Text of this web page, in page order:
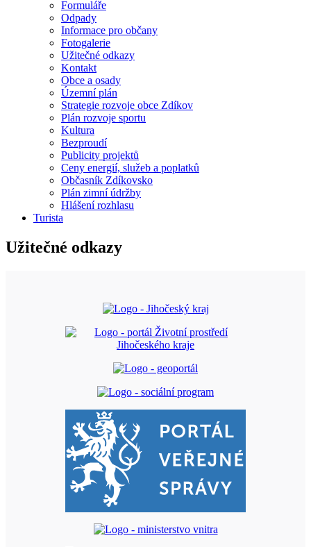
Formuláře
Odpady
Informace pro občany
Fotogalerie
Užitečné odkazy
Kontakt
Obce a osady
Územní plán
Strategie rozvoje obce Zdíkov
Plán rozvoje sportu
Kultura
Bezproudí
Publicity projektů
Ceny energií, služeb a poplatků
Občasník Zdíkovsko
Plán zimní údržby
Hlášení rozhlasu
Turista
Užitečné odkazy